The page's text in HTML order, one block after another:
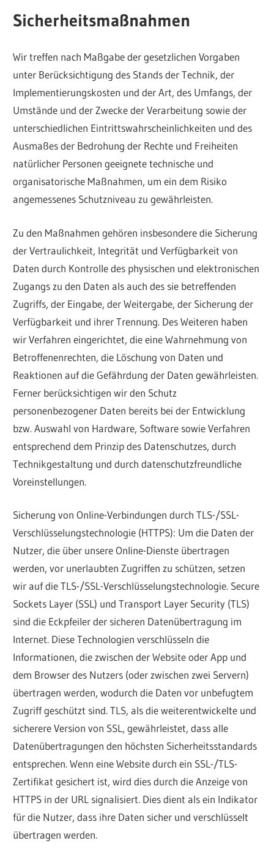
Sicherheitsmaßnahmen
Wir treffen nach Maßgabe der gesetzlichen Vorgaben
unter Berücksichtigung des Stands der Technik, der
Implementierungskosten und der Art, des Umfangs, der
Umstände und der Zwecke der Verarbeitung sowie der
unterschiedlichen Eintrittswahrscheinlichkeiten und des
Ausmaßes der Bedrohung der Rechte und Freiheiten
natürlicher Personen geeignete technische und
organisatorische Maßnahmen, um ein dem Risiko
angemessenes Schutzniveau zu gewährleisten.
Zu den Maßnahmen gehören insbesondere die Sicherung
der Vertraulichkeit, Integrität und Verfügbarkeit von
Daten durch Kontrolle des physischen und elektronischen
Zugangs zu den Daten als auch des sie betreffenden
Zugriffs, der Eingabe, der Weitergabe, der Sicherung der
Verfügbarkeit und ihrer Trennung. Des Weiteren haben
wir Verfahren eingerichtet, die eine Wahrnehmung von
Betroffenenrechten, die Löschung von Daten und
Reaktionen auf die Gefährdung der Daten gewährleisten.
Ferner berücksichtigen wir den Schutz
personenbezogener Daten bereits bei der Entwicklung
bzw. Auswahl von Hardware, Software sowie Verfahren
entsprechend dem Prinzip des Datenschutzes, durch
Technikgestaltung und durch datenschutzfreundliche
Voreinstellungen.
Sicherung von Online-Verbindungen durch TLS-/SSL-
Verschlüsselungstechnologie (HTTPS): Um die Daten der
Nutzer, die über unsere Online-Dienste übertragen
werden, vor unerlaubten Zugriffen zu schützen, setzen
wir auf die TLS-/SSL-Verschlüsselungstechnologie. Secure
Sockets Layer (SSL) und Transport Layer Security (TLS)
sind die Eckpfeiler der sicheren Datenübertragung im
Internet. Diese Technologien verschlüsseln die
Informationen, die zwischen der Website oder App und
dem Browser des Nutzers (oder zwischen zwei Servern)
übertragen werden, wodurch die Daten vor unbefugtem
Zugriff geschützt sind. TLS, als die weiterentwickelte und
sicherere Version von SSL, gewährleistet, dass alle
Datenübertragungen den höchsten Sicherheitsstandards
entsprechen. Wenn eine Website durch ein SSL-/TLS-
Zertifikat gesichert ist, wird dies durch die Anzeige von
HTTPS in der URL signalisiert. Dies dient als ein Indikator
für die Nutzer, dass ihre Daten sicher und verschlüsselt
übertragen werden.